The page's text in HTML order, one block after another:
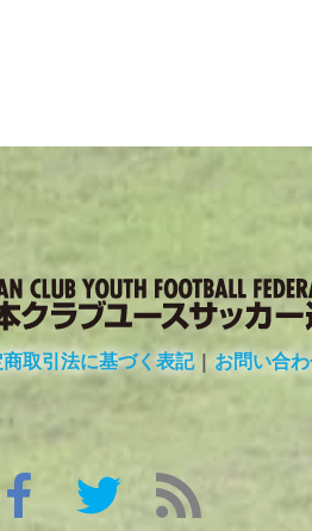
取引法に基づく表記|お問い合